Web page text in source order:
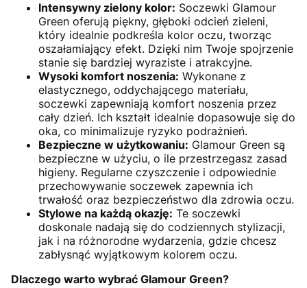
Intensywny zielony kolor: Soczewki Glamour
Green oferują piękny, głęboki odcień zieleni,
który idealnie podkreśla kolor oczu, tworząc
oszałamiający efekt. Dzięki nim Twoje spojrzenie
stanie się bardziej wyraziste i atrakcyjne.
Wysoki komfort noszenia: Wykonane z
elastycznego, oddychającego materiału,
soczewki zapewniają komfort noszenia przez
cały dzień. Ich kształt idealnie dopasowuje się do
oka, co minimalizuje ryzyko podrażnień.
Bezpieczne w użytkowaniu: Glamour Green są
bezpieczne w użyciu, o ile przestrzegasz zasad
higieny. Regularne czyszczenie i odpowiednie
przechowywanie soczewek zapewnia ich
trwałość oraz bezpieczeństwo dla zdrowia oczu.
Stylowe na każdą okazję: Te soczewki
doskonale nadają się do codziennych stylizacji,
jak i na różnorodne wydarzenia, gdzie chcesz
zabłysnąć wyjątkowym kolorem oczu.
Dlaczego warto wybrać Glamour Green?